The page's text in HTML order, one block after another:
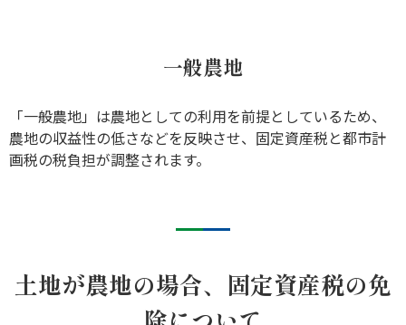
一般農地
「一般農地」は農地としての利用を前提としているため、
農地の収益性の低さなどを反映させ、固定資産税と都市計
画税の税負担が調整されます。
土地が農地の場合、固定資産税の免